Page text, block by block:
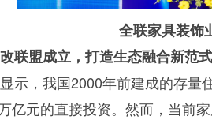
全联家具装饰
联盟成立，打造生态融合新范式
示，我国2000年前建成的存量
亿元的直接投资。然而，当前